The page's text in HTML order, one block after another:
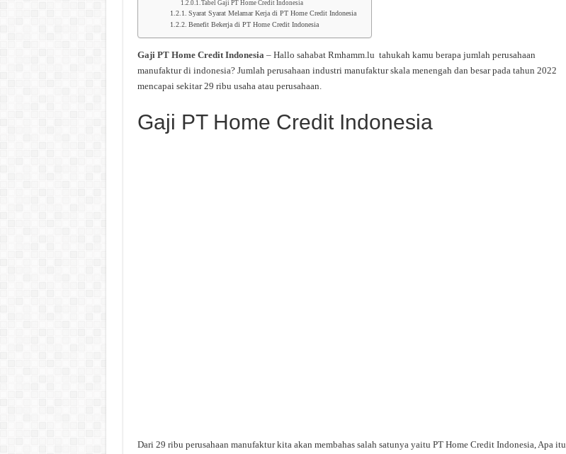
Tabel Gaji PT Home Credit Indonesia
Syarat Syarat Melamar Kerja di PT Home Credit Indonesia
Benefit Bekerja di PT Home Credit Indonesia
Gaji PT Home Credit Indonesia– Hallo sahabat Rmhamm.lu tahukah kamu berapa jumlah perusahaan
manufaktur di indonesia? Jumlah perusahaan industri manufaktur skala menengah dan besar pada tahun 2022
mencapai sekitar 29 ribu usaha atau perusahaan.
Gaji PT Home Credit Indonesia
Dari 29 ribu perusahaan manufaktur kita akan membahas salah satunya yaitu PT Home Credit Indonesia, Apa itu